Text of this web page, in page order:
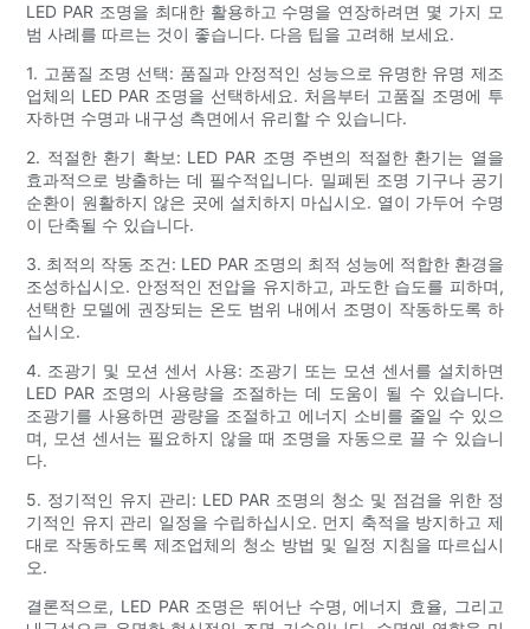
LED PAR 조명을 최대한 활용하고 수명을 연장하려면 몇 가지 모
범 사례를 따르는 것이 좋습니다. 다음 팁을 고려해 보세요.
1. 고품질 조명 선택: 품질과 안정적인 성능으로 유명한 유명 제조
업체의 LED PAR 조명을 선택하세요. 처음부터 고품질 조명에 투
자하면 수명과 내구성 측면에서 유리할 수 있습니다.
2. 적절한 환기 확보: LED PAR 조명 주변의 적절한 환기는 열을
효과적으로 방출하는 데 필수적입니다. 밀폐된 조명 기구나 공기
순환이 원활하지 않은 곳에 설치하지 마십시오. 열이 가두어 수명
이 단축될 수 있습니다.
3. 최적의 작동 조건: LED PAR 조명의 최적 성능에 적합한 환경을
조성하십시오. 안정적인 전압을 유지하고, 과도한 습도를 피하며,
선택한 모델에 권장되는 온도 범위 내에서 조명이 작동하도록 하
십시오.
4. 조광기 및 모션 센서 사용: 조광기 또는 모션 센서를 설치하면
LED PAR 조명의 사용량을 조절하는 데 도움이 될 수 있습니다.
조광기를 사용하면 광량을 조절하고 에너지 소비를 줄일 수 있으
며, 모션 센서는 필요하지 않을 때 조명을 자동으로 끌 수 있습니
다.
5. 정기적인 유지 관리: LED PAR 조명의 청소 및 점검을 위한 정
기적인 유지 관리 일정을 수립하십시오. 먼지 축적을 방지하고 제
대로 작동하도록 제조업체의 청소 방법 및 일정 지침을 따르십시
오.
결론적으로, LED PAR 조명은 뛰어난 수명, 에너지 효율, 그리고